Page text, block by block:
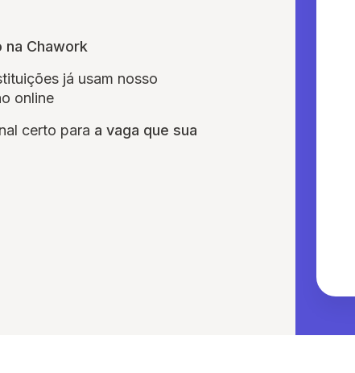
na Chawork
já usam nosso
online
certo para a vaga que sua